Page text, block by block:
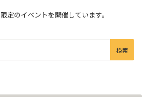
定のイベントを開催しています。